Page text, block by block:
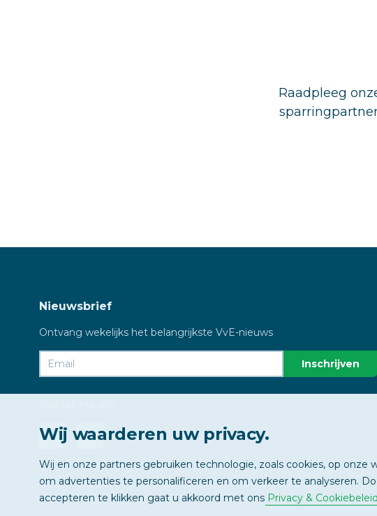
Raadpleeg
Nieuwsbrief
Ontvang wekelijks het belangrijkste VvE-nieuws
Wij waarderen uw privacy.
Wij en onze partners gebruiken technologie, zoals cookies, op onze
om advertenties te personalificeren en om verkeer te analyseren.
accepteren te klikken gaat u akkoord met ons Privacy & Cookiebeleid